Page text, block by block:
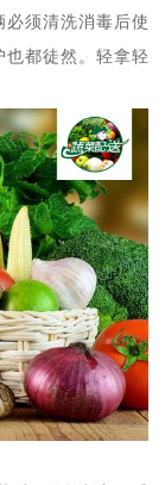
须清洗消毒后使
都徒然。轻拿轻